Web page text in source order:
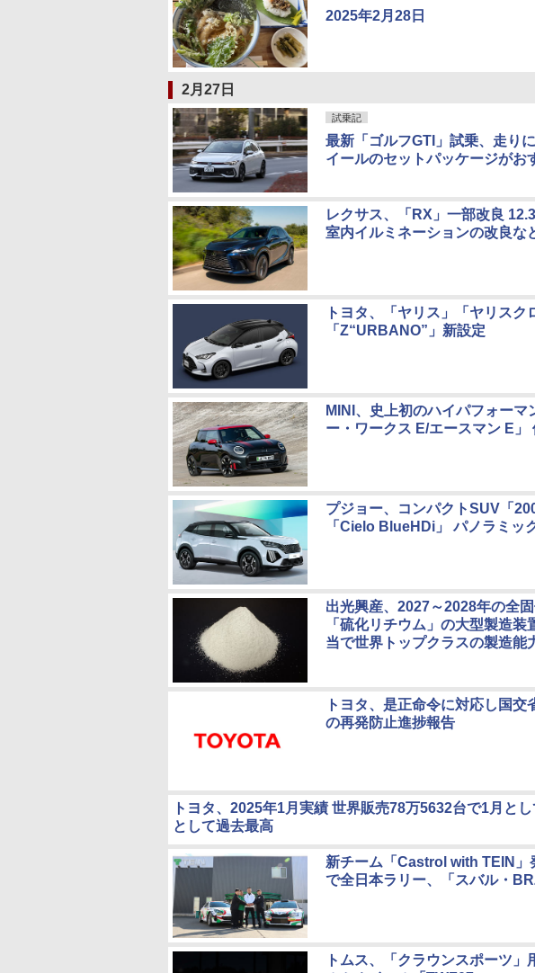
2025年2月28日
2月27日
試乗記
最新「ゴルフGTI」試乗、走り
イールのセットパッケージがお
レクサス、「RX」一部改良
室内イルミネーションの改良な
トヨタ、「ヤリス」「ヤリス
「Z“URBANO”」新設定
MINI、史上初のハイパフォー
ー・ワークス E/エースマン E」
プジョー、コンパクトSUV「
「Cielo BlueHDi」 パノラミッ
出光興産、2027～2028年の全
「硫化リチウム」の大型製造
当で世界トップクラスの製造能
トヨタ、是正命令に対応し国
の再発防止進捗報告
トヨタ、2025年1月実績 世界販売78万5632台で1月と
として過去最高
新チーム「Castrol with TEIN」
で全日本ラリー、「スバル・
トムス、「クラウンスポーツ